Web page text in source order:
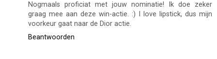
Nogmaals proficiat met jouw nominatie! Ik doe zeker
graag mee aan deze win-actie. :) I love lipstick, dus mijn
voorkeur gaat naar de Dior actie.
Beantwoorden